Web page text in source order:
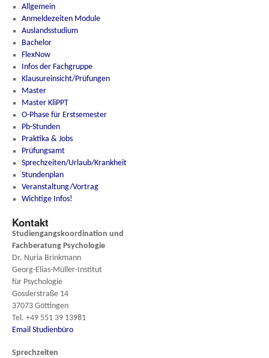
Allgemein
Anmeldezeiten Module
Auslandsstudium
Bachelor
FlexNow
Infos der Fachgruppe
Klausureinsicht/Prüfungen
Master
Master KliPPT
O-Phase für Erstsemester
Pb-Stunden
Praktika & Jobs
Prüfungsamt
Sprechzeiten/Urlaub/Krankheit
Stundenplan
Veranstaltung/Vortrag
Wichtige Infos!
Kontakt
Studiengangskoordination und
Fachberatung Psychologie
Dr. Nuria Brinkmann
Georg-Elias-Müller-Institut
für Psychologie
Gosslerstraße 14
37073 Göttingen
Tel. +49 551 39 13981
Email Studienbüro
Sprechzeiten